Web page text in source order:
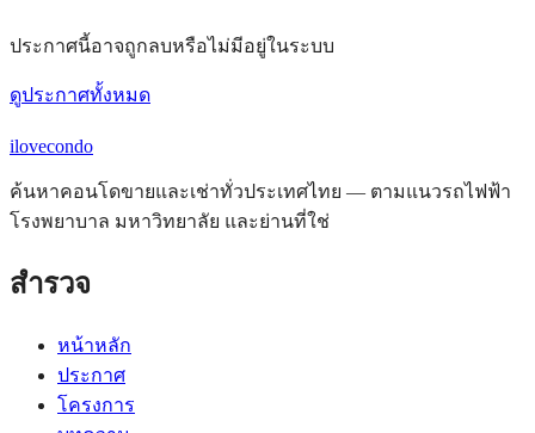
ประกาศนี้อาจถูกลบหรือไม่มีอยู่ในระบบ
ดูประกาศทั้งหมด
ilovecondo
ค้นหาคอนโดขายและเช่าทั่วประเทศไทย — ตามแนวรถไฟฟ้า
โรงพยาบาล มหาวิทยาลัย และย่านที่ใช่
สำรวจ
หน้าหลัก
ประกาศ
โครงการ